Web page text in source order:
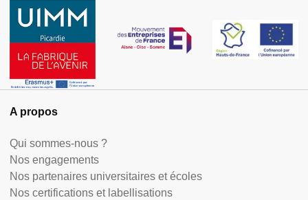
A propos
Qui sommes-nous ?
Nos engagements
Nos partenaires universitaires et écoles
Nos certifications et labellisations